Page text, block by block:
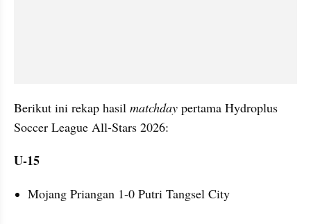
Berikut ini rekap hasil matchday pertama Hydroplus
Soccer League All-Stars 2026:
U-15
Mojang Priangan 1-0 Putri Tangsel City